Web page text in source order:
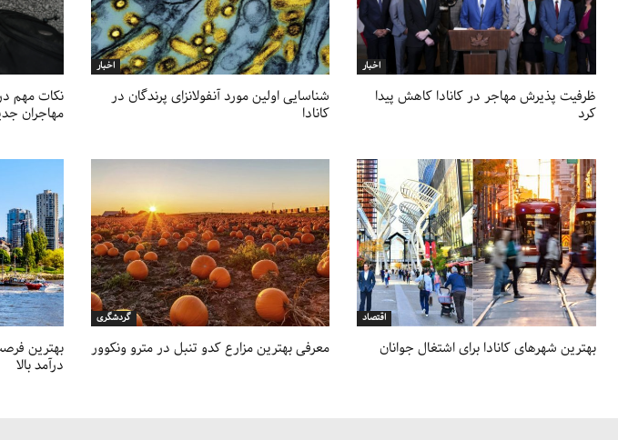
نکات مهم
مهاجران
اخبار
شناسایی اولین مورد آنفولانزای پرندگان در
کانادا
اخبار
ظرفیت پذیرش مهاجر در کانادا کاهش پیدا
کرد
بهترین
درآمد بالا
گردشگری
معرفی بهترین مزارع کدو تنبل در مترو ونکوور
اقتصاد
بهترین شهرهای کانادا برای اشتغال جوانان